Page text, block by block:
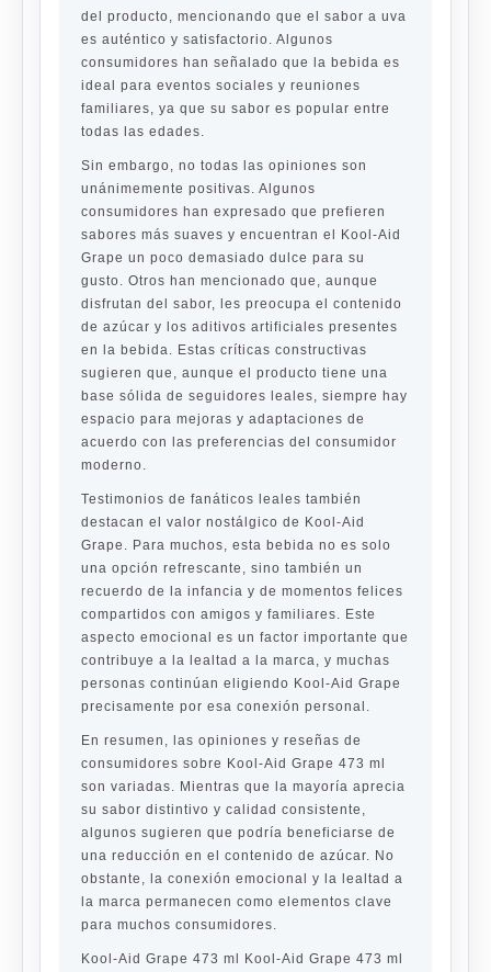
del producto, mencionando que el sabor a uva
es auténtico y satisfactorio. Algunos
consumidores han señalado que la bebida es
ideal para eventos sociales y reuniones
familiares, ya que su sabor es popular entre
todas las edades.
Sin embargo, no todas las opiniones son
unánimemente positivas. Algunos
consumidores han expresado que prefieren
sabores más suaves y encuentran el Kool-Aid
Grape un poco demasiado dulce para su
gusto. Otros han mencionado que, aunque
disfrutan del sabor, les preocupa el contenido
de azúcar y los aditivos artificiales presentes
en la bebida. Estas críticas constructivas
sugieren que, aunque el producto tiene una
base sólida de seguidores leales, siempre hay
espacio para mejoras y adaptaciones de
acuerdo con las preferencias del consumidor
moderno.
Testimonios de fanáticos leales también
destacan el valor nostálgico de Kool-Aid
Grape. Para muchos, esta bebida no es solo
una opción refrescante, sino también un
recuerdo de la infancia y de momentos felices
compartidos con amigos y familiares. Este
aspecto emocional es un factor importante que
contribuye a la lealtad a la marca, y muchas
personas continúan eligiendo Kool-Aid Grape
precisamente por esa conexión personal.
En resumen, las opiniones y reseñas de
consumidores sobre Kool-Aid Grape 473 ml
son variadas. Mientras que la mayoría aprecia
su sabor distintivo y calidad consistente,
algunos sugieren que podría beneficiarse de
una reducción en el contenido de azúcar. No
obstante, la conexión emocional y la lealtad a
la marca permanecen como elementos clave
para muchos consumidores.
Kool-Aid Grape 473 ml Kool-Aid Grape 473 ml